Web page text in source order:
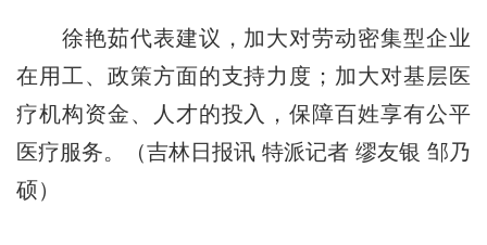
徐艳茹代表建议，加大对劳动密集型企业
在用工、政策方面的支持力度；加大对基层医
疗机构资金、人才的投入，保障百姓享有公平
医疗服务。（吉林日报讯 特派记者 缪友银 邹乃
硕）